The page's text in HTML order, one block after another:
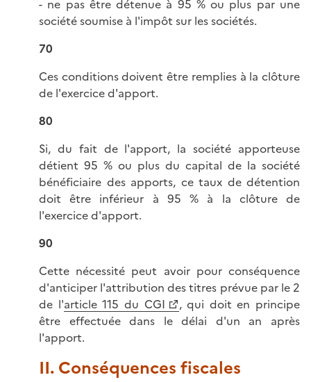
- ne pas être détenue à 95 % ou plus par une
société soumise à l'impôt sur les sociétés.
70
Ces conditions doivent être remplies à la clôture
de l'exercice d'apport.
80
Si, du fait de l'apport, la société apporteuse
détient 95 % ou plus du capital de la société
bénéficiaire des apports, ce taux de détention
doit être inférieur à 95 % à la clôture de
l'exercice d'apport.
90
Cette nécessité peut avoir pour conséquence
d'anticiper l'attribution des titres prévue par le 2
de l'article 115 du CGI
, qui doit en principe
être effectuée dans le délai d'un an après
l'apport.
II. Conséquences fiscales